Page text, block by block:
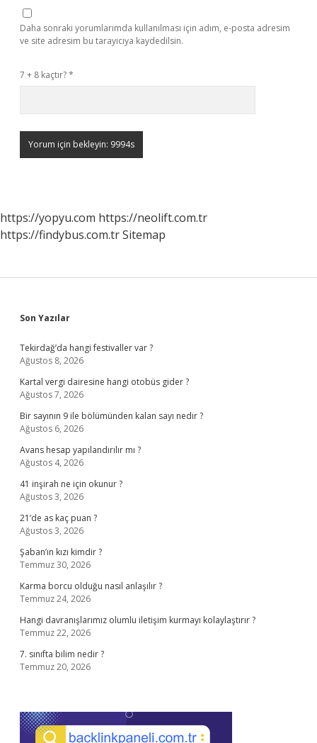
Daha sonraki yorumlarımda kullanılması için adım, e-posta adresim
ve site adresim bu tarayıcıya kaydedilsin.
7 + 8 kaçtır?*
https://yopyu.com https://neolift.com.tr
https://findybus.com.trSitemap
Sidebar
Son Yazılar
Tekirdağ’da hangi festivaller var ?
Ağustos 8, 2026
Kartal vergi dairesine hangi otobüs gider ?
Ağustos 7, 2026
Bir sayının 9 ile bölümünden kalan sayı nedir ?
Ağustos 6, 2026
Avans hesap yapılandırılır mı ?
Ağustos 4, 2026
41 inşirah ne için okunur ?
Ağustos 3, 2026
21’de as kaç puan ?
Ağustos 3, 2026
Şaban’ın kızı kimdir ?
Temmuz 30, 2026
Karma borcu olduğu nasıl anlaşılır ?
Temmuz 24, 2026
Hangi davranışlarımız olumlu iletişim kurmayı kolaylaştırır ?
Temmuz 22, 2026
7. sınıfta bilim nedir ?
Temmuz 20, 2026